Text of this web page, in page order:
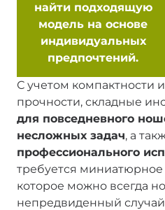
найти подходящую
модель на основе
индивидуальных
предпочтений.
С учетом компактности
прочности, складные
для повседневного
несложных задач, а
профессионального
требуется миниатюрное
которое можно всегда
непредвиденный